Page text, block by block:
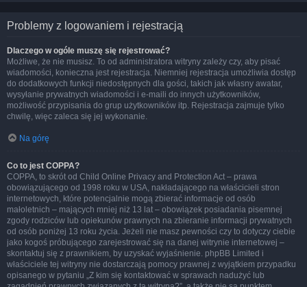
Problemy z logowaniem i rejestracją
Dlaczego w ogóle muszę się rejestrować?
Możliwe, że nie musisz. To od administratora witryny zależy czy, aby pisać
wiadomości, konieczna jest rejestracja. Niemniej rejestracja umożliwia dostęp
do dodatkowych funkcji niedostępnych dla gości, takich jak własny awatar,
wysyłanie prywatnych wiadomości i e-maili do innych użytkowników,
możliwość przypisania do grup użytkowników itp. Rejestracja zajmuje tylko
chwilę, więc zaleca się jej wykonanie.
Na górę
Co to jest COPPA?
COPPA, to skrót od Child Online Privacy and Protection Act – prawa
obowiązującego od 1998 roku w USA, nakładającego na właścicieli stron
internetowych, które potencjalnie mogą zbierać informacje od osób
małoletnich – mających mniej niż 13 lat – obowiązek posiadania pisemnej
zgody rodziców lub opiekunów prawnych na zbieranie informacji prywatnych
od osób poniżej 13 roku życia. Jeżeli nie masz pewności czy to dotyczy ciebie
jako kogoś próbującego zarejestrować się na danej witrynie internetowej –
skontaktuj się z prawnikiem, by uzyskać wyjaśnienie. phpBB Limited i
właściciele tej witryny nie dostarczają pomocy prawnej z wyjątkiem przypadku
opisanego w pytaniu „Z kim się kontaktować w sprawach nadużyć lub